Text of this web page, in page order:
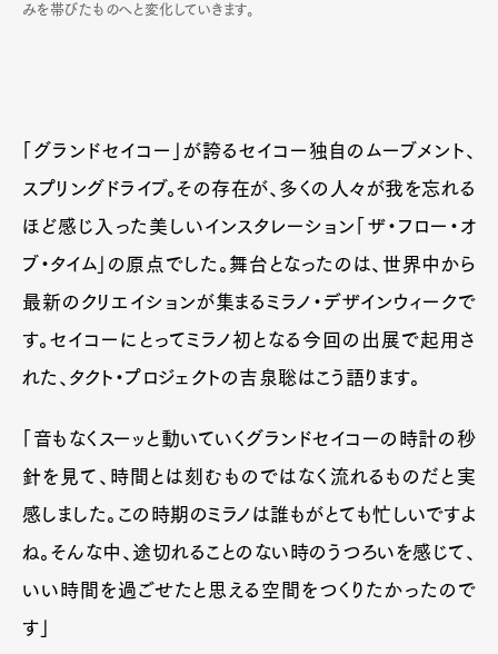
みを帯びたものへと変化していきます。
「グランドセイコー」が誇るセイコー独自のムーブメント、
スプリングドライブ。その存在が、多くの人々が我を忘れる
ほど感じ入った美しいインスタレーション「ザ・フロー・オ
ブ・タイム」の原点でした。舞台となったのは、世界中から
最新のクリエイションが集まるミラノ・デザインウィークで
す。セイコーにとってミラノ初となる今回の出展で起用さ
れた、タクト・プロジェクトの吉泉聡はこう語ります。
「音もなくスーッと動いていくグランドセイコーの時計の秒
針を見て、時間とは刻むものではなく流れるものだと実
感しました。この時期のミラノは誰もがとても忙しいですよ
ね。そんな中、途切れることのない時のうつろいを感じて、
いい時間を過ごせたと思える空間をつくりたかったので
す」